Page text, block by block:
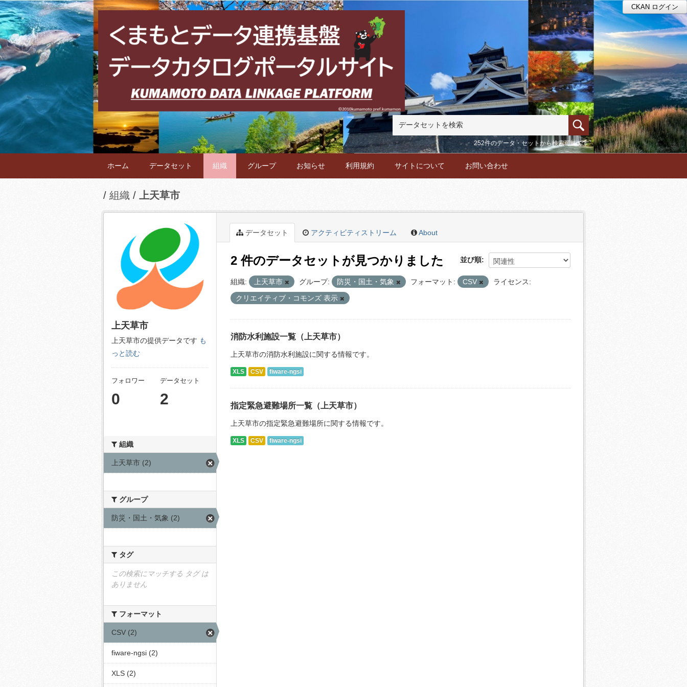
CKAN ログイン
252件のデータ・セットから検索可能です
ホーム データセット 組織 グループ お知らせ 利用規約 サイトについて お問い合わせ
組織 上天草市
データセット アクティビティストリーム About
並び順
2 件のデータセットが見つかりました
組織: 上天草市 グループ: 防災・国土・気象 フォーマット: CSV
ライセンス:
クリエイティブ・コモンズ 表示
消防水利施設一覧（上天草市）
上天草市の消防水利施設に関する情報です。
XLS CSV fiware-ngsi
指定緊急避難場所一覧（上天草市）
上天草市の指定緊急避難場所に関する情報です。
XLS CSV fiware-ngsi
上天草市
上天草市の提供データです も
っと読む
フォロワー
0
データセット
2
組織
上天草市 (2)
グループ
防災・国土・気象 (2)
タグ
この検索にマッチする タグ は
ありません
フォーマット
CSV (2)
fiware-ngsi (2)
XLS (2)